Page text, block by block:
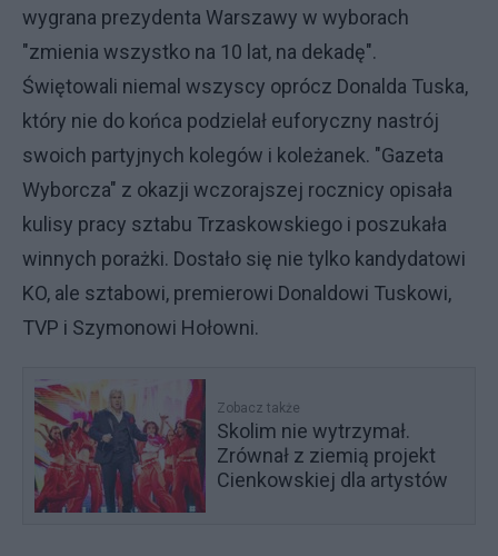
wygrana prezydenta Warszawy w wyborach
"zmienia wszystko na 10 lat, na dekadę".
Świętowali niemal wszyscy oprócz Donalda Tuska,
który nie do końca podzielał euforyczny nastrój
swoich partyjnych kolegów i koleżanek. "Gazeta
Wyborcza" z okazji wczorajszej rocznicy opisała
kulisy pracy sztabu Trzaskowskiego i poszukała
winnych porażki. Dostało się nie tylko kandydatowi
KO, ale sztabowi, premierowi Donaldowi Tuskowi,
TVP i Szymonowi Hołowni.
Zobacz także
Skolim nie wytrzymał.
Zrównał z ziemią projekt
Cienkowskiej dla artystów